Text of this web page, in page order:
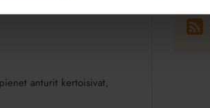
anturit kertoisivat,